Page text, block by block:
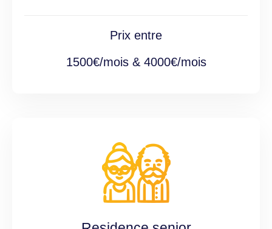
Prix entre
1500€/mois & 4000€/mois